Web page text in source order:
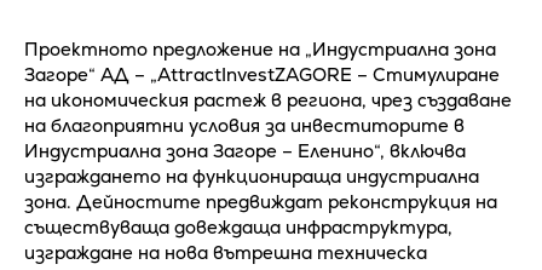
Проектното предложение на „Индустриална зона
Загоре“ АД – „AttractInvestZAGORE – Стимулиране
на икономическия растеж в региона, чрез създаване
на благоприятни условия за инвеститорите в
Индустриална зона Загоре – Еленино“, включва
изграждането на функционираща индустриална
зона. Дейностите предвиждат реконструкция на
съществуваща довеждаща инфраструктура,
изграждане на нова вътрешна техническа